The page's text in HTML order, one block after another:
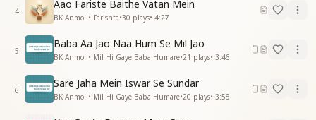
4
Aao Fariste Baithe Vatan Mein
BK Anmol • Farishta•30 plays• 4:27
5
Baba Aa Jao Naa Hum Se Mil Jao
BK Anmol • Mil Hi Gaye Baba Humare•21 plays• 3:46
6
Sare Jaha Mein Iswar Se Sundar
BK Anmol • Mil Hi Gaye Baba Humare•20 plays• 3:58